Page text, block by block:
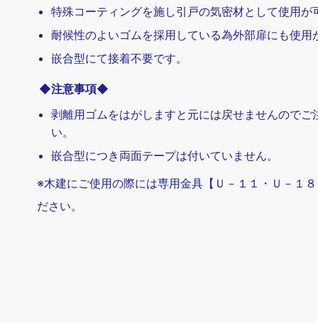
特殊コーティングを施し引戸の気密材として使用が
耐候性のよいゴムを採用している為外部扉にも使用
嵌合型にて接着不要です。
◆注意事項◆
剥離用ゴムをはがしますと元には戻せませんのでご
い。
嵌合型につき両面テープは付いていません。
※木建にご使用の際には専用金具【Ｕ－１１・Ｕ－１
ださい。